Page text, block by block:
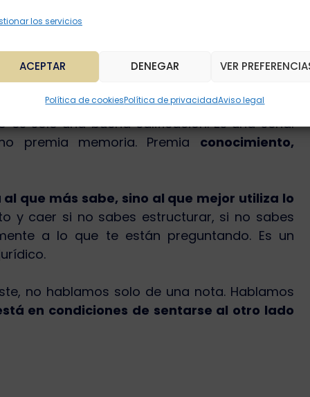
los servicios
ACEPTAR DENEGAR VER
Política de cookiesPolítica de privacidadAviso legal
de Grupo A se rompen en el práctico.
lo hacen con solvencia.
solo una buena calificación. Es una señal
premia memoria. Premia conocimiento,
que más sabe, sino al que mejor utiliza lo
y caer si no sabes estructurar, si no sabes
a lo que te están preguntando. Es un
no hablamos solo de una nota. Hablamos
en condiciones de sentarse al otro lado